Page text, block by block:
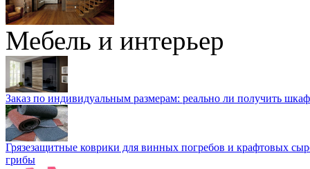
Мебель и интерьер
Заказ по индивидуальным размерам: реально ли получить
Грязезащитные коврики для винных погребов и крафтовых
грибы